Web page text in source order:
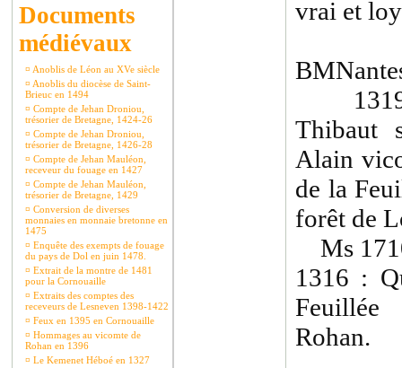
Documents
médiévaux
¤ Anoblis de Léon au XVe siècle
¤ Anoblis du diocèse de Saint-
Brieuc en 1494
¤ Compte de Jehan Droniou,
trésorier de Bretagne, 1424-26
¤ Compte de Jehan Droniou,
trésorier de Bretagne, 1426-28
¤ Compte de Jehan Mauléon,
receveur du fouage en 1427
¤ Compte de Jehan Mauléon,
trésorier de Bretagne, 1429
¤ Conversion de diverses
monnaies en monnaie bretonne en
1475
¤ Enquête des exempts de fouage
du pays de Dol en juin 1478.
¤ Extrait de la montre de 1481
pour la Cornouaille
¤ Extraits des comptes des
receveurs de Lesneven 1398-1422
¤ Feux en 1395 en Cornouaille
¤ Hommages au vicomte de
Rohan en 1396
¤ Le Kemenet Héboé en 1327
vrai et
1319 :
Thibaut
Alain
de la
forêt de
Ms
1316 :
Rohan.